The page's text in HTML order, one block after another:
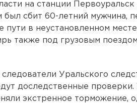
на станции Первоуральск
был сбит 60-летний мужчина,
в неустановленном
также под грузовым
следователи Уральского
доследственные проверки.
экстренное торможение,